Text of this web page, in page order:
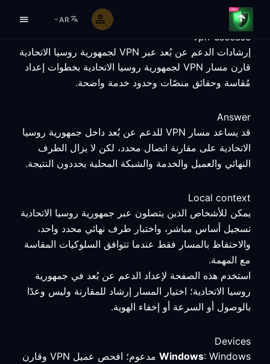
AR
vpn-usecase
إرشادات الدعم عن بُعد عبر VPN لجمهورية روسيا الاتحادية
قارن مسار VPN لجمهورية روسيا الاتحادية بخطوات إعداد
مُقاسة وحقائق منصّات وحدود خدمة واضحة.
Answer
قد يساعد مسار VPN للدعم عن بُعد داخل جمهورية روسيا
الاتحادية على مقارنة اتصال محدد، لكن لا يزال الطرف
النهائي والعميل والخدمة والشبكة المحلية يحددون النتيجة.
Local context
يمكن للأشخاص الذين يتصلون عبر جمهورية روسيا الاتحادية
تسجيل أساس مباشر، واختبار طرف نهائي محدد واحد،
والاحتفاظ بالمسار فقط عندما تتوافق السلوكيات المقاسة
مع المهمة.
استخدم هذه الصفحة لإعداد الدعم عن بُعد في جمهورية
روسيا الاتحادية؛ اختيار المسار إرشاد للمقارنة وليس وعدًا
بالوصول أو السرعة أو إخفاء الهوية.
Devices
Windows
: Windows مدعوم؛ افحص عميل VPN وقارن